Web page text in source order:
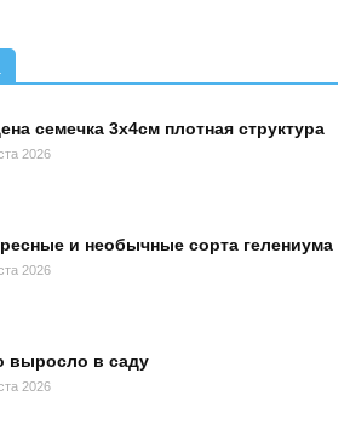
семечка 3х4см плотная структура
2026
и необычные сорта гелениума
2026
выросло в саду
2026